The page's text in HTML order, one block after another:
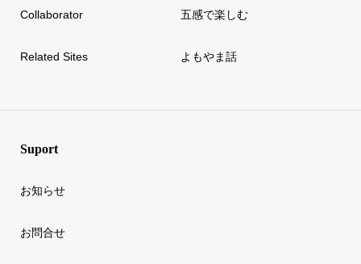
Collaborator
Related Sites
五感で楽しむ
よもやま話
Suport
お知らせ
お問合せ